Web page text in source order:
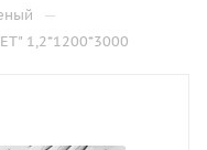
—
1,2*1200*3000